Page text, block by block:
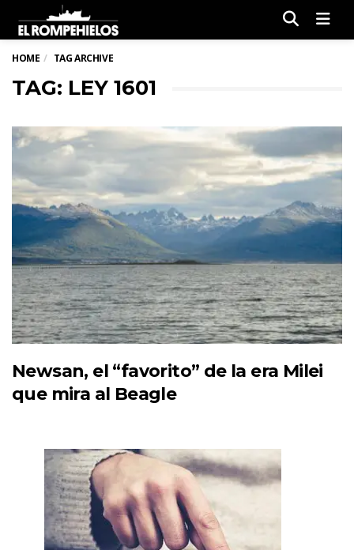
HOME TAG ARCHIVE
TAG: LEY 1601
Newsan, el “favorito” de la era Milei
que mira al Beagle